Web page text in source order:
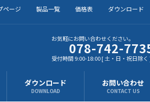
ページ 製品一覧 価格表 ダウンロード
お気軽にお問い合わせください。
078-742-
受付時間 9:00-18:00 [ 土・日・祝日除く
ダウンロード
DOWNLOAD
お問い合わせ
CONTACT US